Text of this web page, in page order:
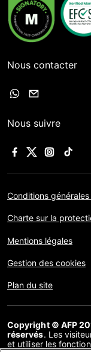
Nous contacter
Nous suivre
Conditions
Charte sur la
Mentions légales
Gestion des cookies
Plan du site
Copyright © AFP
réservés. Les
et utiliser les